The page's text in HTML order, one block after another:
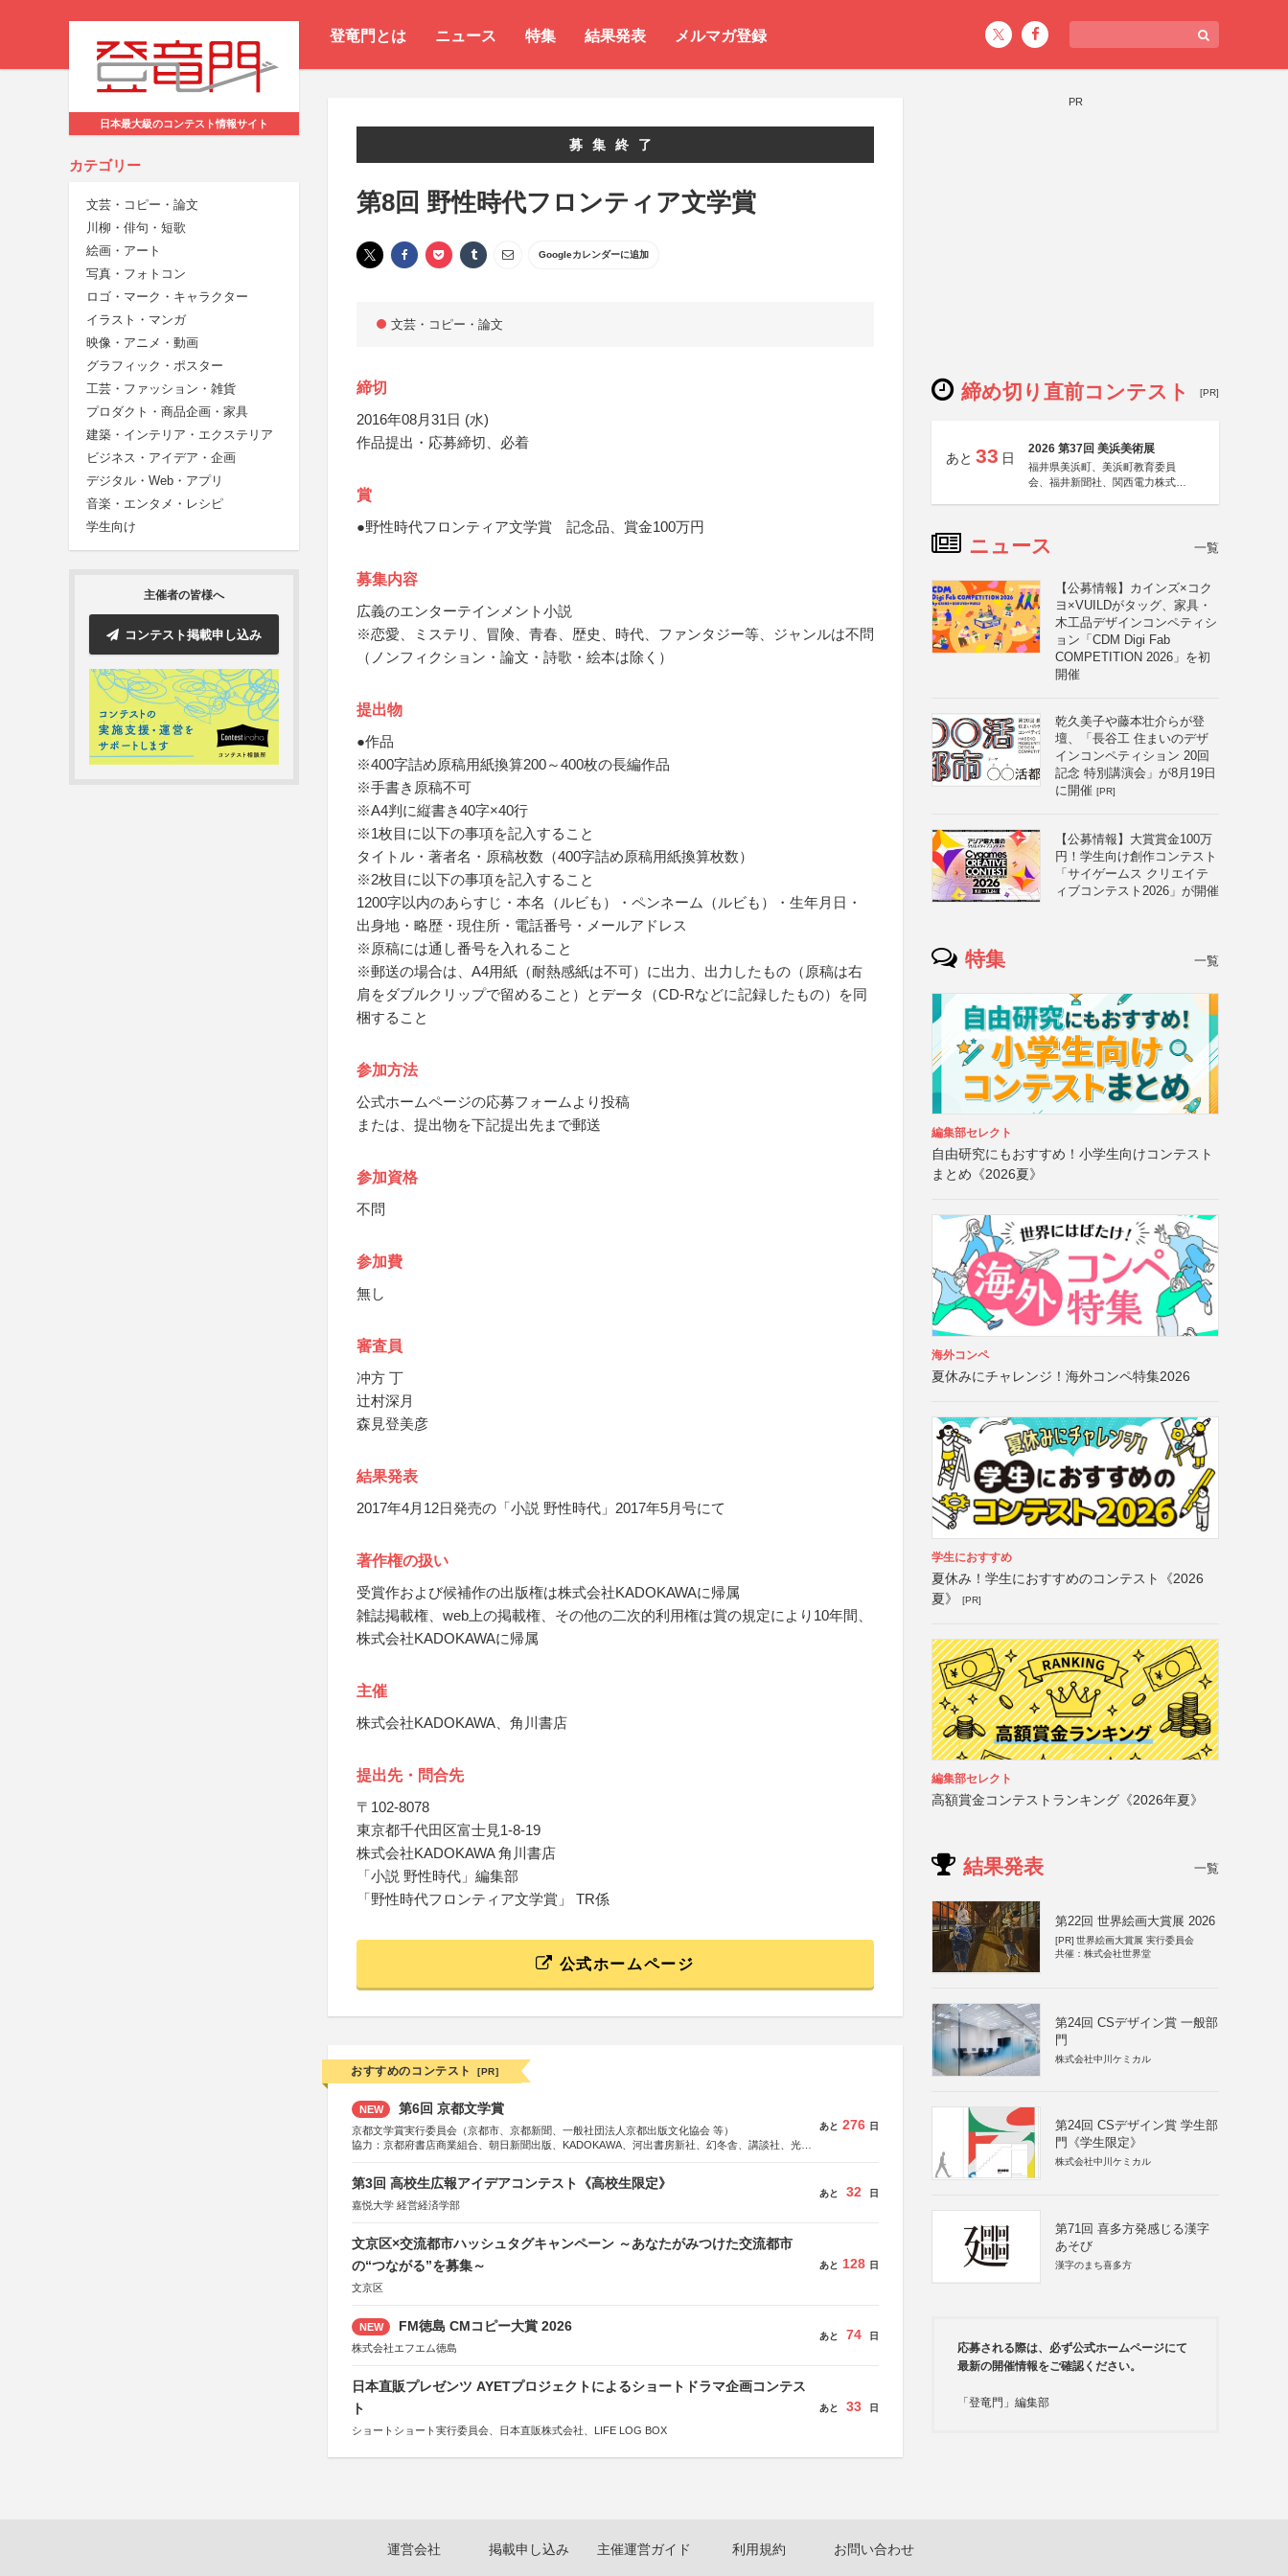
登竜門とは ニュース 特集 結果発表 メルマガ登録
日本最大級のコンテスト情報サイト
カテゴリー
文芸・コピー・論文
川柳・俳句・短歌
絵画・アート
写真・フォトコン
ロゴ・マーク・キャラクター
イラスト・マンガ
映像・アニメ・動画
グラフィック・ポスター
工芸・ファッション・雑貨
プロダクト・商品企画・家具
建築・インテリア・エクステリア
ビジネス・アイデア・企画
デジタル・Web・アプリ
音楽・エンタメ・レシピ
学生向け
主催者の皆様へ
コンテスト掲載申し込み
募集終了
第8回 野性時代フロンティア文学賞
Googleカレンダーに追加
文芸・コピー・論文
締切
2016年08月31日 (水)
作品提出・応募締切、必着
賞
●野性時代フロンティア文学賞 記念品、賞金100万円
募集内容
広義のエンターテインメント小説
※恋愛、ミステリ、冒険、青春、歴史、時代、ファンタジー等、ジャンルは不問
（ノンフィクション・論文・詩歌・絵本は除く）
提出物
●作品
※400字詰め原稿用紙換算200～400枚の長編作品
※手書き原稿不可
※A4判に縦書き40字×40行
※1枚目に以下の事項を記入すること
タイトル・著者名・原稿枚数（400字詰め原稿用紙換算枚数）
※2枚目に以下の事項を記入すること
1200字以内のあらすじ・本名（ルビも）・ペンネーム（ルビも）・生年月日・
出身地・略歴・現住所・電話番号・メールアドレス
※原稿には通し番号を入れること
※郵送の場合は、A4用紙（耐熱感紙は不可）に出力、出力したもの（原稿は右
肩をダブルクリップで留めること）とデータ（CD-Rなどに記録したもの）を同
梱すること
参加方法
公式ホームページの応募フォームより投稿
または、提出物を下記提出先まで郵送
参加資格
不問
参加費
無し
審査員
冲方 丁
辻村深月
森見登美彦
結果発表
2017年4月12日発売の「小説 野性時代」2017年5月号にて
著作権の扱い
受賞作および候補作の出版権は株式会社KADOKAWAに帰属
雑誌掲載権、web上の掲載権、その他の二次的利用権は賞の規定により10年間、
株式会社KADOKAWAに帰属
主催
株式会社KADOKAWA、角川書店
提出先・問合先
〒102-8078
東京都千代田区富士見1-8-19
株式会社KADOKAWA 角川書店
「小説 野性時代」編集部
「野性時代フロンティア文学賞」 TR係
公式ホームページ
おすすめのコンテスト [PR]
NEW 第6回 京都文学賞
京都文学賞実行委員会（京都市、京都新聞、一般社団法人京都出版文化協会 等）
協力：京都府書店商業組合、朝日新聞出版、KADOKAWA、河出書房新社、幻冬舎、講談社、光文
研究所、双葉社、文藝春秋、ポプラ社、毎日新聞出版
あと 276 日
第3回 高校生広報アイデアコンテスト《高校生限定》
嘉悦大学 経営経済学部
あと 32 日
文京区×交流都市ハッシュタグキャンペーン ～あなたがみつけた交流都市
の“つながる”を募集～
文京区
あと 128 日
NEW FM徳島 CMコピー大賞 2026
株式会社エフエム徳島
あと 74 日
日本直販プレゼンツ AYETプロジェクトによるショートドラマ企画コンテス
ト
ショートショート実行委員会、日本直販株式会社、LIFE LOG BOX
あと 33 日
PR
締め切り直前コンテスト [PR]
あと 33 日
2026 第37回 美浜美術展
福井県美浜町、美浜町教育委員
会、福井新聞社、関西電力株式会
ニュース 一覧
【公募情報】カインズ×コク
ヨ×VUILDがタッグ、家具・
木工品デザインコンペティシ
ョン「CDM Digi Fab
COMPETITION 2026」を初
開催
乾久美子や藤本壮介らが登
壇、「長谷工 住まいのデザ
インコンペティション 20回
記念 特別講演会」が8月19日
に開催 [PR]
【公募情報】大賞賞金100万
円！学生向け創作コンテスト
「サイゲームス クリエイテ
ィブコンテスト2026」が開催
特集 一覧
編集部セレクト
自由研究にもおすすめ！小学生向けコンテスト
まとめ《2026夏》
海外コンペ
夏休みにチャレンジ！海外コンペ特集2026
学生におすすめ
夏休み！学生におすすめのコンテスト《2026
夏》
[PR]
編集部セレクト
高額賞金コンテストランキング《2026年夏》
結果発表 一覧
第22回 世界絵画大賞展 2026
[PR] 世界絵画大賞展 実行委員会
共催：株式会社世界堂
第24回 CSデザイン賞 一般部
門
株式会社中川ケミカル
第24回 CSデザイン賞 学生部
門《学生限定》
株式会社中川ケミカル
第71回 喜多方発感じる漢字
あそび
漢字のまち喜多方
応募される際は、必ず公式ホームページにて
最新の開催情報をご確認ください。
「登竜門」編集部
運営会社 掲載申し込み 主催運営ガイド 利用規約 お問い合わせ